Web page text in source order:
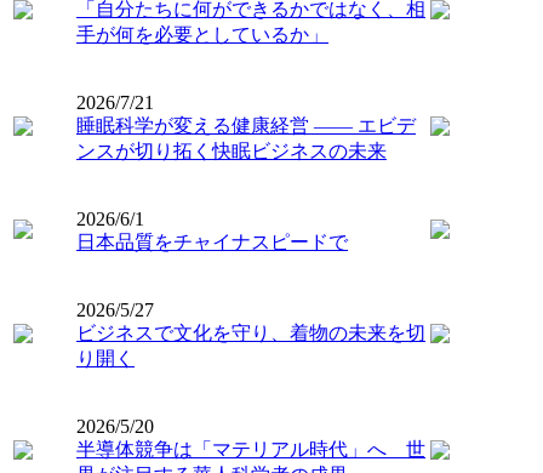
「自分たちに何ができるかではなく、相
手が何を必要としているか」
2026/7/21
睡眠科学が変える健康経営 ―― エビデ
ンスが切り拓く快眠ビジネスの未来
2026/6/1
日本品質をチャイナスピードで
2026/5/27
ビジネスで文化を守り、着物の未来を切
り開く
2026/5/20
半導体競争は「マテリアル時代」へ 世